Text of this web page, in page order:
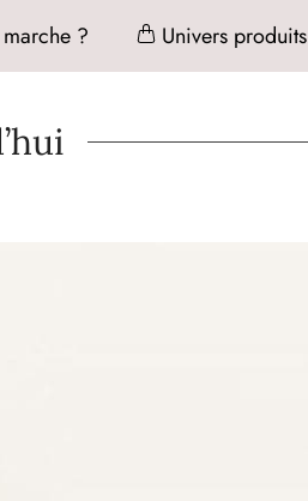
? Univers produits